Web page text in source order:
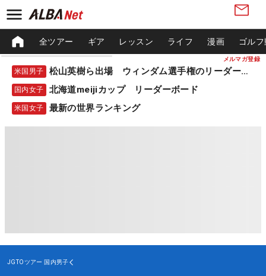
メルマガ登録
全ツアー ギア レッスン ライフ 漫画 ゴル
米国男子 松山英樹ら出場 ウィンダム選手権のリーダーボード
国内女子 北海道meijiカップ リーダーボード
米国女子 最新の世界ランキング
JGTOツアー 国内男子